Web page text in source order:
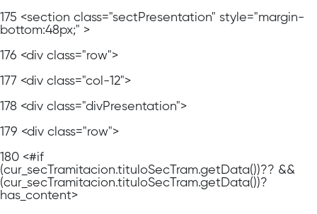
175 <section class="sectPresentation" style="margin-
bottom:48px;" >
176 <div class="row">
177 <div class="col-12">
178 <div class="divPresentation">
179 <div class="row">
180 <#if
(cur_secTramitacion.tituloSecTram.getData())?? &&
(cur_secTramitacion.tituloSecTram.getData())?
has_content>